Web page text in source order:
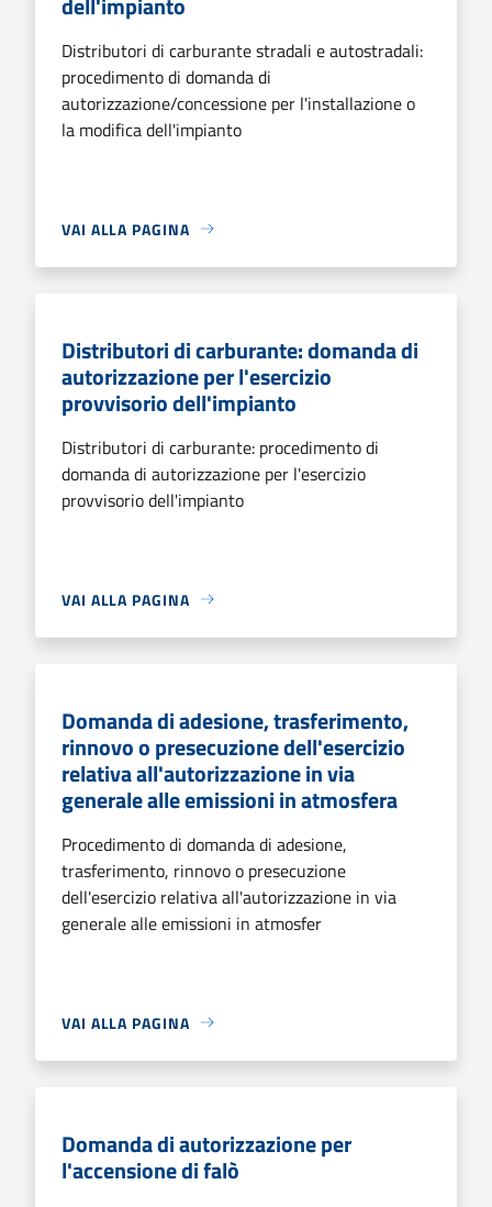
Distributori di carburante stradali e autostradali:
procedimento di domanda di
autorizzazione/concessione per l'installazione o
la modifica dell'impianto
VAI ALLA PAGINA
Distributori di carburante: domanda di
autorizzazione per l'esercizio
provvisorio dell'impianto
Distributori di carburante: procedimento di
domanda di autorizzazione per l'esercizio
provvisorio dell'impianto
VAI ALLA PAGINA
Domanda di adesione, trasferimento,
rinnovo o presecuzione dell'esercizio
relativa all'autorizzazione in via
generale alle emissioni in atmosfera
Procedimento di domanda di adesione,
trasferimento, rinnovo o presecuzione
dell'esercizio relativa all'autorizzazione in via
generale alle emissioni in atmosfer
VAI ALLA PAGINA
Domanda di autorizzazione per
l'accensione di falò